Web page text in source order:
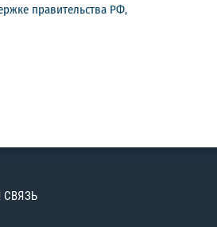
правительства РФ,
СВЯЗЬ